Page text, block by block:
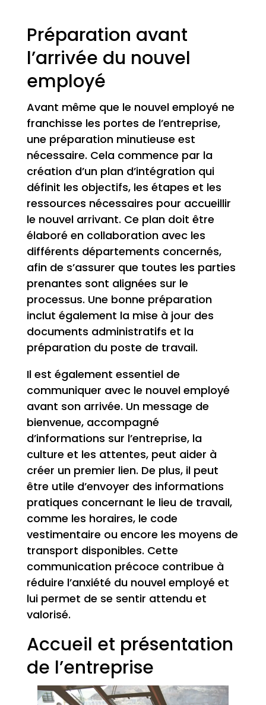
Préparation avant
l’arrivée du nouvel
employé
Avant même que le nouvel employé ne
franchisse les portes de l’entreprise,
une préparation minutieuse est
nécessaire. Cela commence par la
création d’un plan d’intégration qui
définit les objectifs, les étapes et les
ressources nécessaires pour accueillir
le nouvel arrivant. Ce plan doit être
élaboré en collaboration avec les
différents départements concernés,
afin de s’assurer que toutes les parties
prenantes sont alignées sur le
processus. Une bonne préparation
inclut également la mise à jour des
documents administratifs et la
préparation du poste de travail.
Il est également essentiel de
communiquer avec le nouvel employé
avant son arrivée. Un message de
bienvenue, accompagné
d’informations sur l’entreprise, la
culture et les attentes, peut aider à
créer un premier lien. De plus, il peut
être utile d’envoyer des informations
pratiques concernant le lieu de travail,
comme les horaires, le code
vestimentaire ou encore les moyens de
transport disponibles. Cette
communication précoce contribue à
réduire l’anxiété du nouvel employé et
lui permet de se sentir attendu et
valorisé.
Accueil et présentation
de l’entreprise